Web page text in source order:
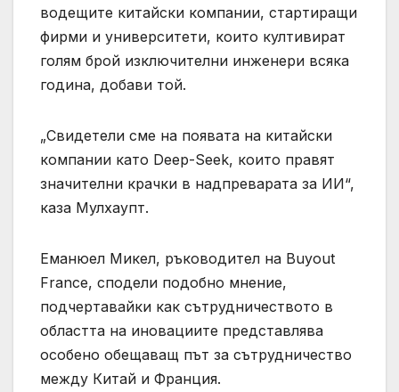
водещите китайски компании, стартиращи
фирми и университети, които култивират
голям брой изключителни инженери всяка
година, добави той.
„Свидетели сме на появата на китайски
компании като Deep-Seek, които правят
значителни крачки в надпреварата за ИИ“,
каза Мулхаупт.
Еманюел Микел, ръководител на Buyout
France, сподели подобно мнение,
подчертавайки как сътрудничеството в
областта на иновациите представлява
особено обещаващ път за сътрудничество
между Китай и Франция.